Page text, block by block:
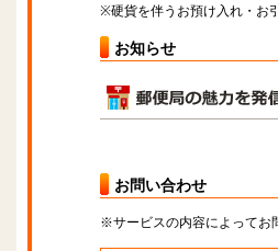
※硬貨を伴うお預け入れ・お
お知らせ
お問い合わせ
※サービスの内容によってお